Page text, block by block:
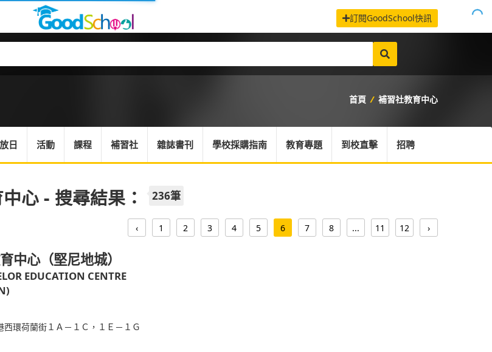
訂閱GoodSchool快訊
首頁 / 補習社教育中心
日 活動 課程 補習社 雜誌書刊 學校採購指南 教育專題 到校直擊 招聘
心 - 搜尋結果： 236筆
‹ 1 2 3 4 5 6 7 8 ... 11 12 ›
中心（堅尼地城）
EDUCATION CENTRE
環荷蘭街１Ａ－１Ｃ，１Ｅ－１Ｇ